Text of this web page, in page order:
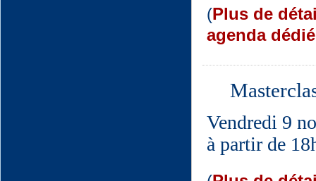
(Plus de
agenda
Vendredi 9
à partir de